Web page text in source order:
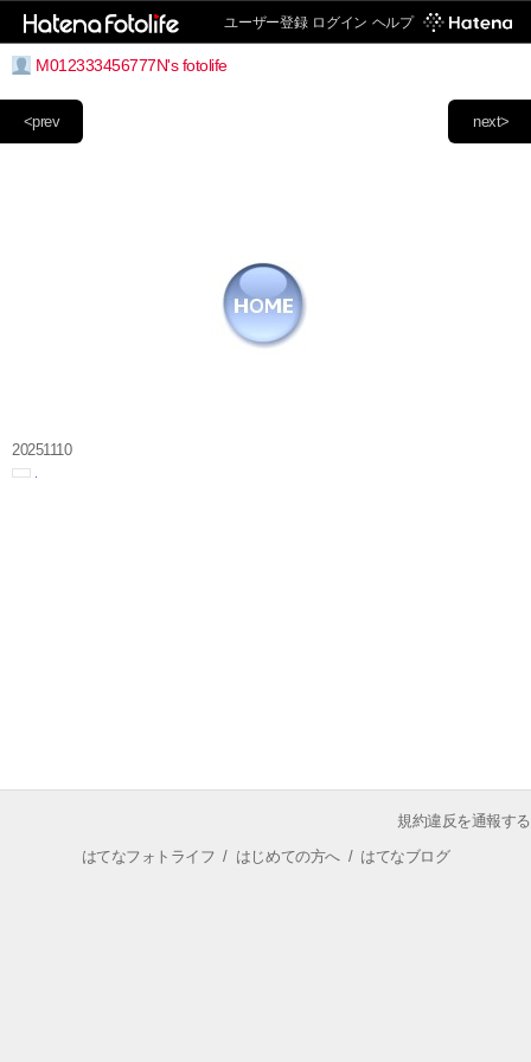
ユーザー登録 ログイン ヘルプ
M012333456777N's fotolife
next>
<prev
20251110
規約違反を通報する
はてなフォトライフ / はじめての方へ/ はてなブログ